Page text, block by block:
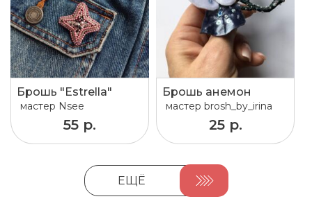
Брошь "Estrella"
мастер Nsee
55 р.
Брошь анемон
мастер brosh_by_irina
25 р.
ЕЩЁ